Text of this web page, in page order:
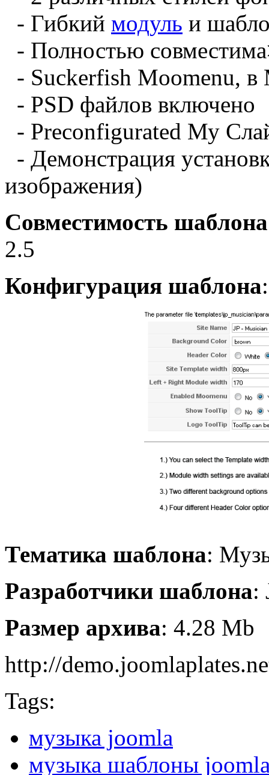
- Гибкий модуль и
- Полностью совместима
- Suckerfish Moomenu, в
- PSD файлов включено
- Preconfigurated Му
- Демонстрация
изображения)
Совместимость шаблона
2.5
Конфигурация шаблона:
Тематика шаблона:
Разработчики шаблона:
Размер архива: 4.28 Mb
http://
Tags:
музыка joomla
музыка шаблоны